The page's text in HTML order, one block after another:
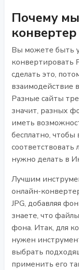
Почему
Вы можете быть
конвертировать
сделать это,
взаимодействие
Разные сайты
значит, разных
иметь
бесплатно,
нужно делать в
Лучшим
онлайн-
JPG, добавляя
знаете, что
фона. Итак, для
нужен
выбрать
применить его